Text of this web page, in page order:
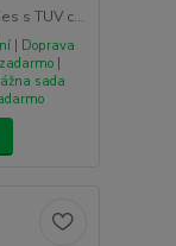
s TUV c...
| Doprava
|
sada